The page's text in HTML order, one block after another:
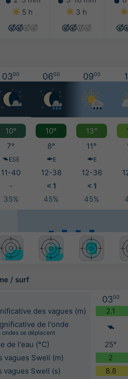
5 h
3 h
0300 0600 0900
10° 10° 13°
7° 8° 11°
ESE E E
11-40 12-38 12-36
- < 1 < 1
35% 45% 45%
/ surf
0300
des vagues (m) 2.1
de l'onde
ondes se déplacent
de l'eau (°C) 25°
vagues Swell (m)
2
vagues Swell (s)
8.8